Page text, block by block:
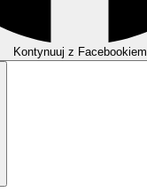
Kontynuuj z Facebookiem